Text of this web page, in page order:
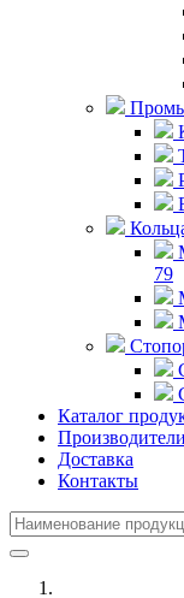
79
Каталог
Производители
Доставка
Контакты